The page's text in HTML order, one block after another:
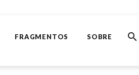
FRAGMENTOS SOBRE